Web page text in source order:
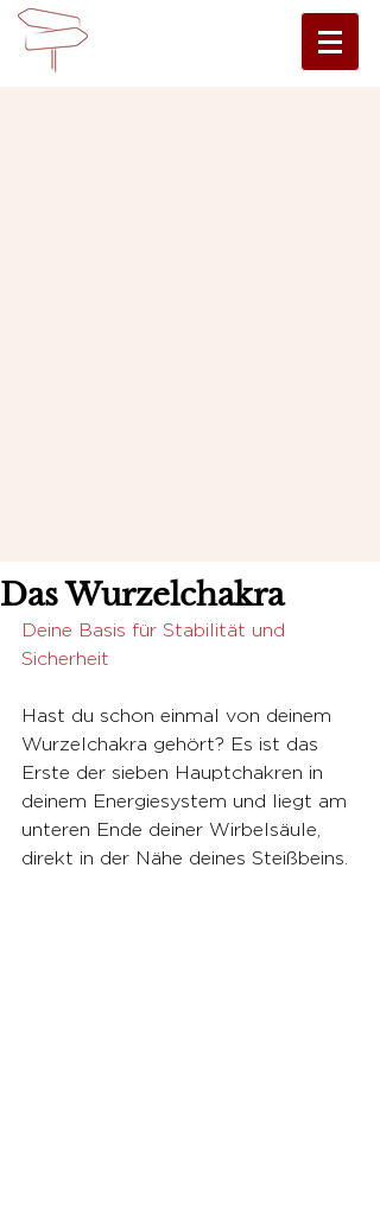
Das Wurzelchakra
Deine Basis für Stabilität und
Sicherheit
Hast du schon einmal von deinem
Wurzelchakra gehört? Es ist das
Erste der sieben Hauptchakren in
deinem Energiesystem und liegt am
unteren Ende deiner Wirbelsäule,
direkt in der Nähe deines Steißbeins.